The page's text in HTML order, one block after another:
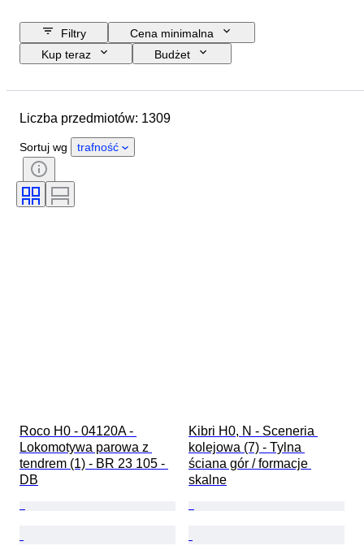
Filtry
Cena minimalna
Kup teraz
Budżet
Kraj pochodzenia
Dodatki
Kolor
Skala
Zasilanie
Era
Liczba przedmiotów: 1309
Sortuj wg trafność
Roco H0 - 04120A -
Lokomotywa parowa z
tendrem (1) - BR 23 105 -
DB
Kibri H0, N - Sceneria
kolejowa (7) - Tylna
ściana gór / formacje
skalne